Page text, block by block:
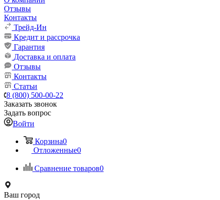
Отзывы
Контакты
Трейд-Ин
Кредит и рассрочка
Гарантия
Доставка и оплата
Отзывы
Контакты
Статьи
8 (800) 500-00-22
Заказать звонок
Задать вопрос
Войти
Корзина0
Отложенные0
Сравнение товаров0
Ваш город